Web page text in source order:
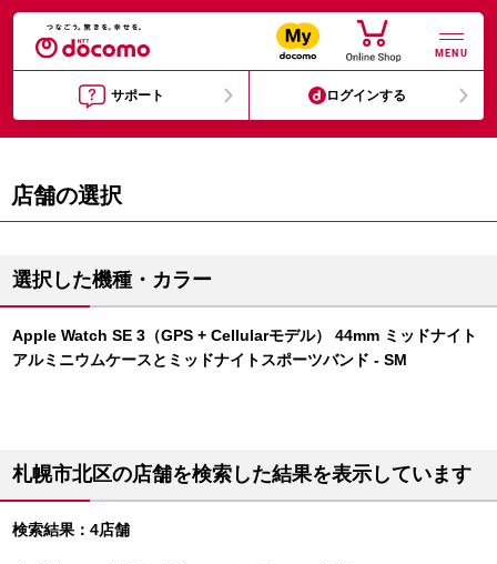
MENU
サポート ログインする
店舗の選択
選択した機種・カラー
Apple Watch SE 3（GPS + Cellularモデル） 44mm ミッドナイト
アルミニウムケースとミッドナイトスポーツバンド - SM
札幌市北区の店舗を検索した結果を表示しています
検索結果：4店舗